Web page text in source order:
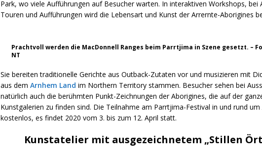
Park, wo viele Aufführungen auf Besucher warten. In interaktiven Workshops, bei
Touren und Aufführungen wird die Lebensart und Kunst der Arrernte-Aborigines
Prachtvoll werden die MacDonnell Ranges beim Parrtjima in Szene gesetzt. –
NT
Sie bereiten traditionelle Gerichte aus Outback-Zutaten vor und musizieren mit
aus dem Arnhem Land im Northern Territory stammen. Besucher sehen bei
natürlich auch die berühmten Punkt-Zeichnungen der Aborigines, die auf der
Kunstgalerien zu finden sind. Die Teilnahme am Parrtjima-Festival in und rund um
kostenlos, es findet 2020 vom 3. bis zum 12. April statt.
Kunstatelier mit ausgezeichnetem „Stillen